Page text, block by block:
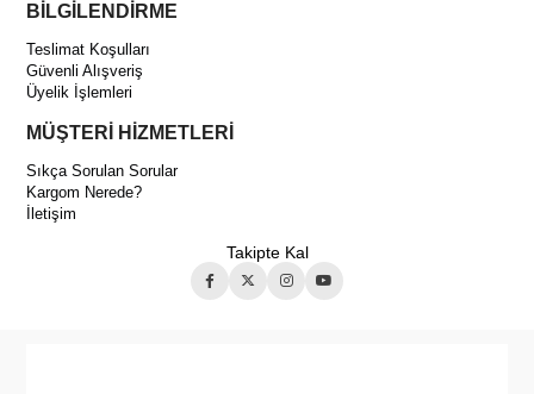
BİLGİLENDİRME
Teslimat Koşulları
Güvenli Alışveriş
Üyelik İşlemleri
MÜŞTERİ HİZMETLERİ
Sıkça Sorulan Sorular
Kargom Nerede?
İletişim
Takipte Kal